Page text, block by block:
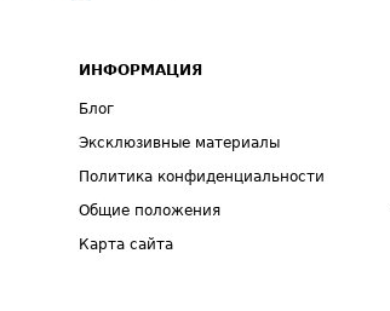
ИНФОРМАЦИЯ
Блог
Эксклюзивные материалы
Политика конфиденциальности
Общие положения
Карта сайта